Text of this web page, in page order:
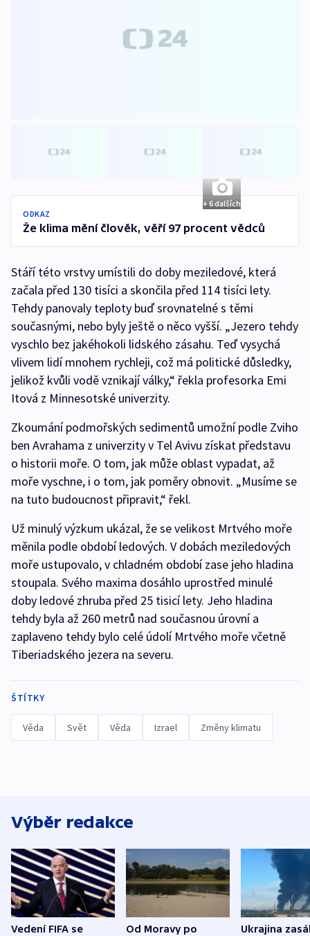
+ 6 dalších
ODKAZ
Že klima mění člověk, věří 97 procent vědců
Stáří této vrstvy umístili do doby meziledové, která
začala před 130 tisíci a skončila před 114 tisíci lety.
Tehdy panovaly teploty buď srovnatelné s těmi
současnými, nebo byly ještě o něco vyšší. „Jezero tehdy
vyschlo bez jakéhokoli lidského zásahu. Teď vysychá
vlivem lidí mnohem rychleji, což má politické důsledky,
jelikož kvůli vodě vznikají války,“ řekla profesorka Emi
Itová z Minnesotské univerzity.
Zkoumání podmořských sedimentů umožní podle Zviho
ben Avrahama z univerzity v Tel Avivu získat představu
o historii moře. O tom, jak může oblast vypadat, až
moře vyschne, i o tom, jak poměry obnovit. „Musíme se
na tuto budoucnost připravit,“ řekl.
Už minulý výzkum ukázal, že se velikost Mrtvého moře
měnila podle období ledových. V dobách meziledových
moře ustupovalo, v chladném období zase jeho hladina
stoupala. Svého maxima dosáhlo uprostřed minulé
doby ledové zhruba před 25 tisicí lety. Jeho hladina
tehdy byla až 260 metrů nad současnou úrovní a
zaplaveno tehdy bylo celé údolí Mrtvého moře včetně
Tiberiadského jezera na severu.
ŠTÍTKY
Věda Svět Věda Izrael Změny klimatu
Výběr redakce
Vedení FIFA se
Od Moravy po
Ukrajina